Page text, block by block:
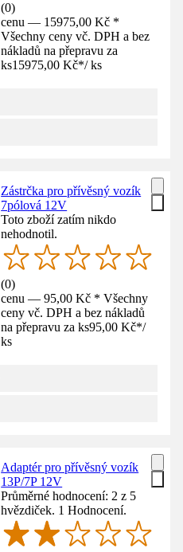
(0)
cenu — 15975,00 Kč *
Všechny ceny vč. DPH a bez
nákladů na přepravu za
ks15975,00 Kč*/ ks
Zástrčka pro přívěsný vozík
7pólová 12V
Toto zboží zatím nikdo
nehodnotil.
(0)
cenu — 95,00 Kč * Všechny
ceny vč. DPH a bez nákladů
na přepravu za ks95,00 Kč*/
ks
Adaptér pro přívěsný vozík
13P/7P 12V
Průměrné hodnocení: 2 z 5
hvězdiček. 1 Hodnocení.